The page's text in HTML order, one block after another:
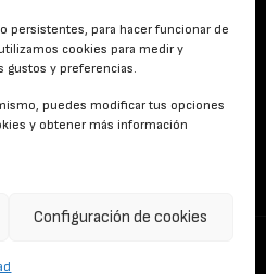
persistentes, para hacer funcionar de
cookies para medir y
gustos y preferencias.
puedes modificar tus opciones
y obtener más información
Configuración de cookies
Cinerama